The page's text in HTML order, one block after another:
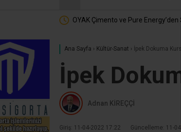
MasterChef’te Hatay
Ana Sayfa › Kültür-Sanat › İpek Dokuma
İpek
Adnan KİREÇÇİ
Giriş: 11-04-2022 17:22 Güncelleme: 11-